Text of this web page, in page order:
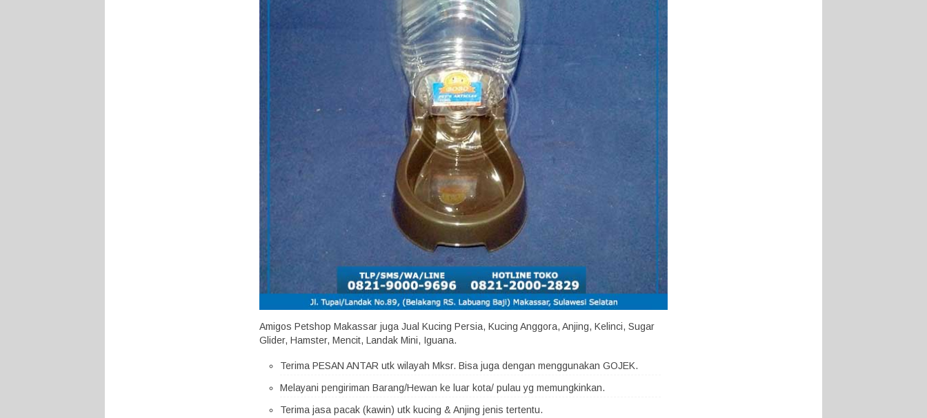
Amigos Petshop Makassar juga Jual Kucing Persia, Kucing Anggora, Anjing, Kelinci, Sugar
Glider, Hamster, Mencit, Landak Mini, Iguana.
Terima PESAN ANTAR utk wilayah Mksr. Bisa juga dengan menggunakan GOJEK.
Melayani pengiriman Barang/Hewan ke luar kota/ pulau yg memungkinkan.
Terima jasa pacak (kawin) utk kucing & Anjing jenis tertentu.